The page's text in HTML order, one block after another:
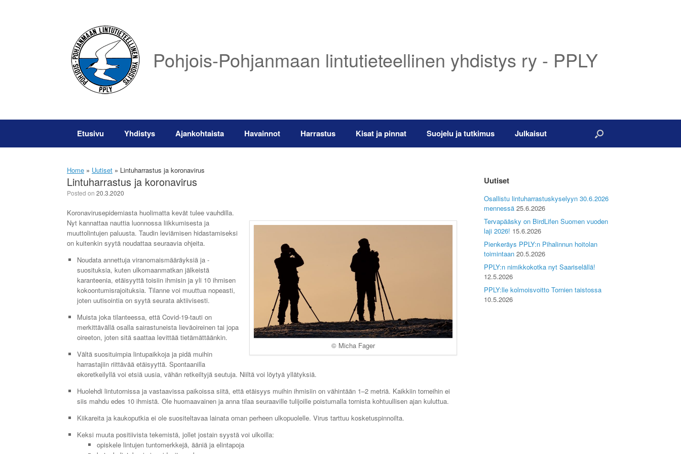
Pohjois-Pohjanmaan lintutieteellinen yhdistys ry - PPLY
Etusivu Yhdistys Ajankohtaista Havainnot Harrastus Kisat ja pinnat Suojelu ja tutkimus Julkaisut
Home » Uutiset » Lintuharrastus ja koronavirus
Lintuharrastus ja koronavirus
Posted on 20.3.2020
© Micha Fager
Koronavirusepidemiasta huolimatta kevät tulee vauhdilla.
Nyt kannattaa nauttia luonnossa liikkumisesta ja
muuttolintujen paluusta. Taudin leviämisen hidastamiseksi
on kuitenkin syytä noudattaa seuraavia ohjeita.
Noudata annettuja viranomaismääräyksiä ja -
suosituksia, kuten ulkomaanmatkan jälkeistä
karanteenia, etäisyyttä toisiin ihmisin ja yli 10 ihmisen
kokoontumisrajoituksia. Tilanne voi muuttua nopeasti,
joten uutisointia on syytä seurata aktiivisesti.
Muista joka tilanteessa, että Covid-19-tauti on
merkittävällä osalla sairastuneista lieväoireinen tai jopa
oireeton, joten sitä saattaa levittää tietämättäänkin.
Vältä suosituimpia lintupaikkoja ja pidä muihin
harrastajiin riittävää etäisyyttä. Spontaanilla
ekoretkeilyllä voi etsiä uusia, vähän retkeiltyjä seutuja. Niiltä voi löytyä yllätyksiä.
Huolehdi lintutornissa ja vastaavissa paikoissa siitä, että etäisyys muihin ihmisiin on vähintään 1–2 metriä. Kaikkiin torneihin ei
siis mahdu edes 10 ihmistä. Ole huomaavainen ja anna tilaa seuraaville tulijoille poistumalla tornista kohtuullisen ajan kuluttua.
Kiikareita ja kaukoputkia ei ole suositeltavaa lainata oman perheen ulkopuolelle. Virus tarttuu kosketuspinnoilta.
Keksi muuta positiivista tekemistä, jollet jostain syystä voi ulkoilla:
opiskele lintujen tuntomerkkejä, ääniä ja elintapoja
Uutiset
Osallistu lintuharrastuskyselyyn 30.6.2026
mennessä 25.6.2026
Tervapääsky on BirdLifen Suomen vuoden
laji 2026! 15.6.2026
Pienkeräys PPLY:n Pihalinnun hoitolan
toimintaan 20.5.2026
PPLY:n nimikkokotka nyt Saariselällä!
12.5.2026
PPLY:lle kolmoisvoitto Tornien taistossa
10.5.2026